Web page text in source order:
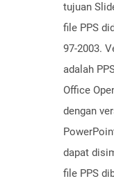
tujuan
file PPS
97-2003.
adalah
Office
dengan
dapat
file PPS